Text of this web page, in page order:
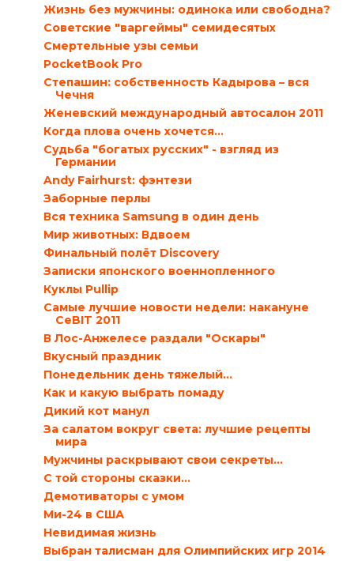
Жизнь без мужчины: одинока или свободна?
Советские "варгеймы" семидесятых
Смертельные узы семьи
PocketBook Pro
Степашин: собственность Кадырова – вся
Чечня
Женевский международный автосалон 2011
Когда плова очень хочется…
Судьба "богатых русских" - взгляд из
Германии
Andy Fairhurst: фэнтези
Заборные перлы
Вся техника Samsung в один день
Мир животных: Вдвоем
Финальный полёт Discovery
Записки японского военнопленного
Куклы Pullip
Самые лучшие новости недели: накануне
CeBIT 2011
В Лос-Анжелесе раздали "Оскары"
Вкусный праздник
Понедельник день тяжелый…
Как и какую выбрать помаду
Дикий кот манул
За салатом вокруг света: лучшие рецепты
мира
Мужчины раскрывают свои секреты…
С той стороны сказки…
Демотиваторы с умом
Ми-24 в США
Невидимая жизнь
Выбран талисман для Олимпийских игр 2014